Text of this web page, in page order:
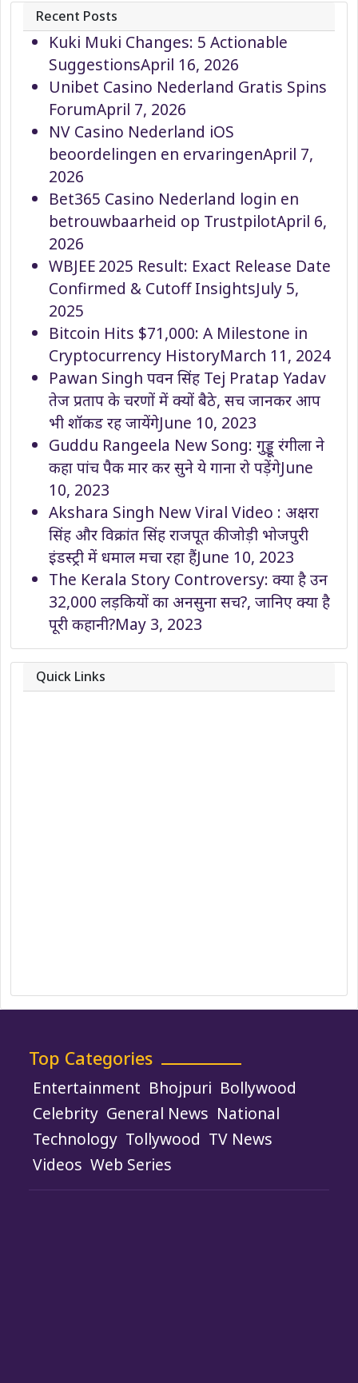
Recent Posts
Kuki Muki Changes: 5 Actionable
SuggestionsApril 16, 2026
Unibet Casino Nederland Gratis Spins
ForumApril 7, 2026
NV Casino Nederland iOS
beoordelingen en ervaringenApril 7,
2026
Bet365 Casino Nederland login en
betrouwbaarheid op TrustpilotApril 6,
2026
WBJEE 2025 Result: Exact Release Date
Confirmed & Cutoff InsightsJuly 5,
2025
Bitcoin Hits $71,000: A Milestone in
Cryptocurrency HistoryMarch 11, 2024
Pawan Singh पवन सिंह Tej Pratap Yadav
तेज प्रताप के चरणों में क्यों बैठे, सच जानकर आप
भी शॉकड रह जायेंगेJune 10, 2023
Guddu Rangeela New Song: गुड्डू रंगीला ने
कहा पांच पैक मार कर सुने ये गाना रो पड़ेंगेJune
10, 2023
Akshara Singh New Viral Video : अक्षरा
सिंह और विक्रांत सिंह राजपूत की जोड़ी भोजपुरी
इंडस्ट्री में धमाल मचा रहा हैंJune 10, 2023
The Kerala Story Controversy: क्या है उन
32,000 लड़कियों का अनसुना सच?, जानिए क्या है
पूरी कहानी?May 3, 2023
Quick Links
Top Categories
Entertainment Bhojpuri Bollywood
Celebrity General News National
Technology Tollywood TV News
Videos Web Series